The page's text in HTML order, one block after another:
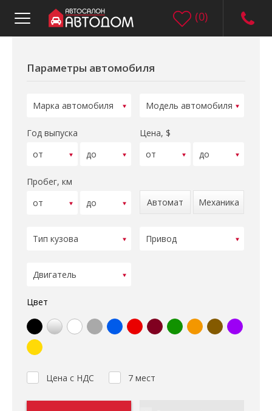
(0)
Параметры автомобиля
Год выпуска Цена, $
Пробег, км
Автомат
Механика
Цвет
Цена с НДС 7 мест